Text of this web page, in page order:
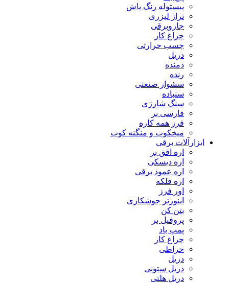
پیستوله رنگ پاش
تراز لیزری
جاروبرقی
چراغ کار
چسب حرارتی
سشوار صنعتی
سنگ شارژی
فارسی بر
فرز همه کاره
میخکوب و منگنه کوب
برقی
اره افق بر
اره دیسکی
اره عمود برقی
اینورتر جوشکاری
پروفیل بر
چراغ کار
دریل ستونی
دریل هلتی